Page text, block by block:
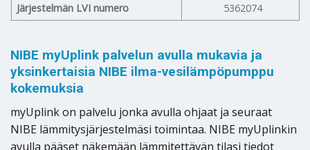
Järjestelmän LVI numero 5362074
NIBE myUplink palvelun avulla mukavia ja
yksinkertaisia NIBE ilma-vesilämpöpumppu
kokemuksia
myUplink on palvelu jonka avulla ohjaat ja seuraat
NIBE lämmitysjärjestelmäsi toimintaa. NIBE myUplinkin
avulla pääset näkemään lämmitettävän tilasi tiedot